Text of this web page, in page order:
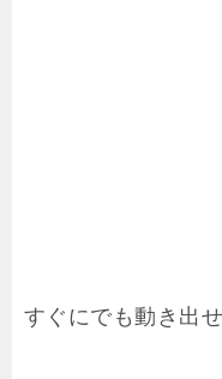
すぐにでも動き出